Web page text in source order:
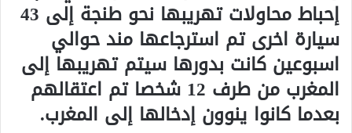
إحباط محاولات تهريبها نحو طنجة إلى 43
سيارة اخرى تم استرجاعها مند حوالي
اسبوعين كانت بدورها سيتم تهريبها إلى
المغرب من طرف 12 شخصا تم اعتقالهم
بعدما كانوا ينوون إدخالها إلى المغرب.